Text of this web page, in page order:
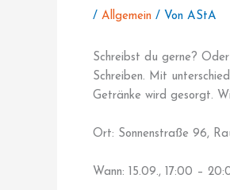
/ Allgemein / Von AStA
Schreibst du gerne?
Schreiben. Mit
Getränke wird gesorgt.
Ort: Sonnenstraße 96,
Wann: 15.09., 17:00 –